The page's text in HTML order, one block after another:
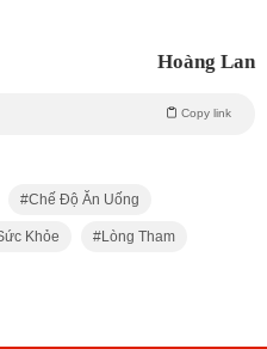
Hoàng Lan
Copy link
Chế Độ Ăn Uống
Khỏe Lòng Tham